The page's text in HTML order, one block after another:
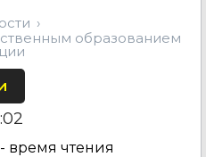
образованием
время чтения